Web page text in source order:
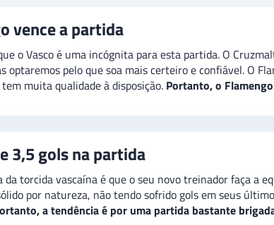
vence a partida
o Vasco é uma incógnita para esta partida. O
optaremos pelo que soa mais certeiro e confiável. O
muita qualidade à disposição. Portanto, o
3,5 gols na partida
torcida vascaína é que o seu novo treinador faça a
por natureza, não tendo sofrido gols em seus
a tendência é por uma partida bastante